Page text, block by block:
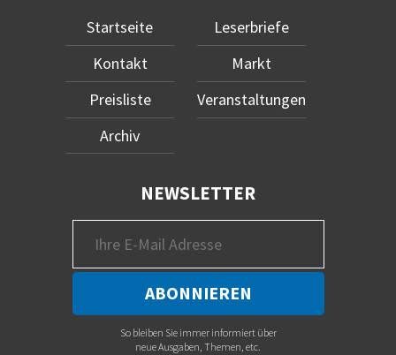
Startseite
Kontakt
Preisliste
Archiv
Leserbriefe
Markt
Veranstaltungen
NEWSLETTER
So bleiben Sie immer informiert über
neue Ausgaben, Themen, etc.